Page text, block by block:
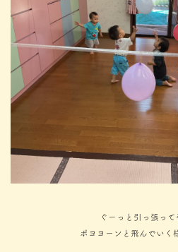
ぐーっと引っ張って
ポヨヨーンと飛んでいく